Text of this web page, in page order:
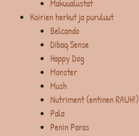
Makuualustat
Koirien herkut ja puruluut
Belcando
Dibaq Sense
Happy Dog
Monster
Mush
Nutriment (entinen RAUH!)
Pala
Penin Paras